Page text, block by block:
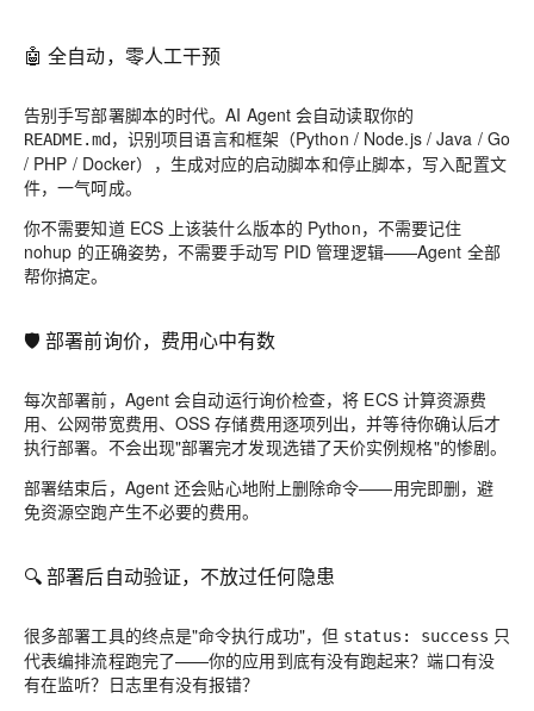
🤖 全自动，零人工干预
告别手写部署脚本的时代。AI Agent 会自动读取你的
README.md，识别项目语言和框架（Python / Node.js / Java / Go
/ PHP / Docker），生成对应的启动脚本和停止脚本，写入配置文
件，一气呵成。
你不需要知道 ECS 上该装什么版本的 Python，不需要记住
nohup 的正确姿势，不需要手动写 PID 管理逻辑——Agent 全部
帮你搞定。
🛡️ 部署前询价，费用心中有数
每次部署前，Agent 会自动运行询价检查，将 ECS 计算资源费
用、公网带宽费用、OSS 存储费用逐项列出，并等待你确认后才
执行部署。不会出现"部署完才发现选错了天价实例规格"的惨剧。
部署结束后，Agent 还会贴心地附上删除命令——用完即删，避
免资源空跑产生不必要的费用。
🔍部署后自动验证，不放过任何隐患
很多部署工具的终点是"命令执行成功"，但 status: success 只
代表编排流程跑完了——你的应用到底有没有跑起来？端口有没
有在监听？日志里有没有报错？